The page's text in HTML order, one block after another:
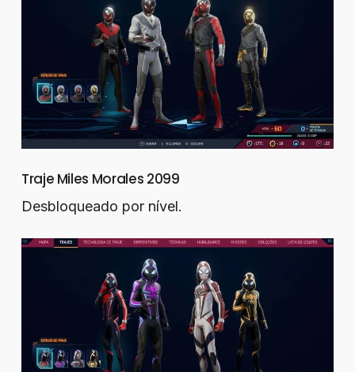
Traje Miles Morales 2099
Desbloqueado por nível.